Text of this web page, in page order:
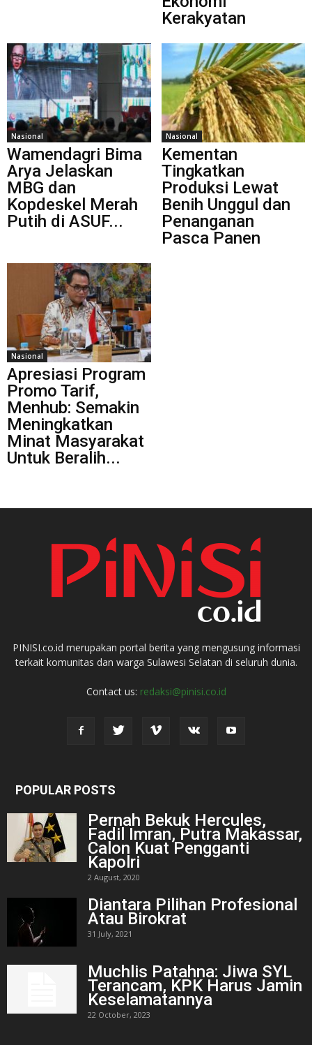
Kerakyatan
Nasional
Wamendagri Bima
Arya Jelaskan
MBG dan
Kopdeskel Merah
Putih di ASUF...
Nasional
Kementan
Tingkatkan
Produksi Lewat
Benih Unggul dan
Penanganan
Pasca Panen
Nasional
Apresiasi Program
Promo Tarif,
Menhub: Semakin
Meningkatkan
Minat Masyarakat
Untuk Beralih...
PINISI.co.id merupakan portal berita yang mengusung informasi
terkait komunitas dan warga Sulawesi Selatan di seluruh dunia.
Contact us: redaksi@pinisi.co.id
POPULAR POSTS
Pernah Bekuk Hercules,
Fadil Imran, Putra Makassar,
Calon Kuat Pengganti
Kapolri
2 August, 2020
Diantara Pilihan Profesional
Atau Birokrat
31 July, 2021
Muchlis Patahna: Jiwa SYL
Terancam, KPK Harus Jamin
Keselamatannya
22 October, 2023